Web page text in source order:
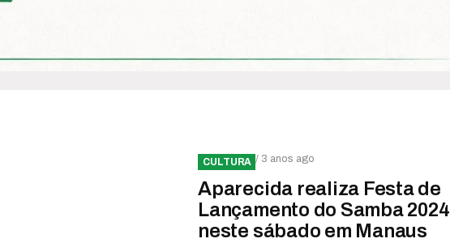
CULTURA / 3 anos ago
Aparecida realiza Festa de
Lançamento do Samba 2024
neste sábado em Manaus